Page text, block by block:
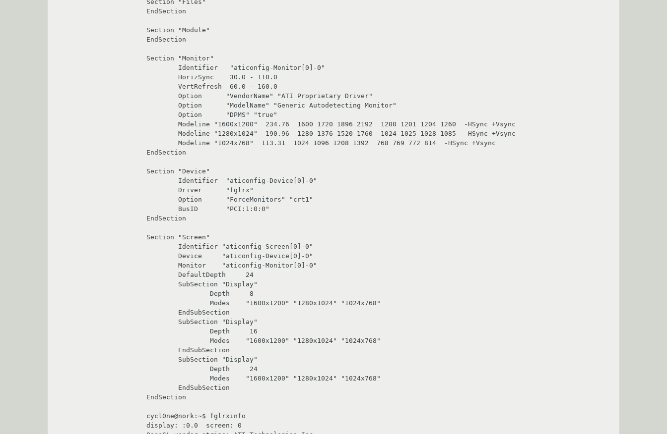
Section "Files"
EndSection
Section "Module"
EndSection
Section "Monitor"
EndSection
Section "Device"
EndSection
Section "Screen"
EndSection
cycl0ne@nork:~$ fglrxinfo
display: :0.0  screen: 0